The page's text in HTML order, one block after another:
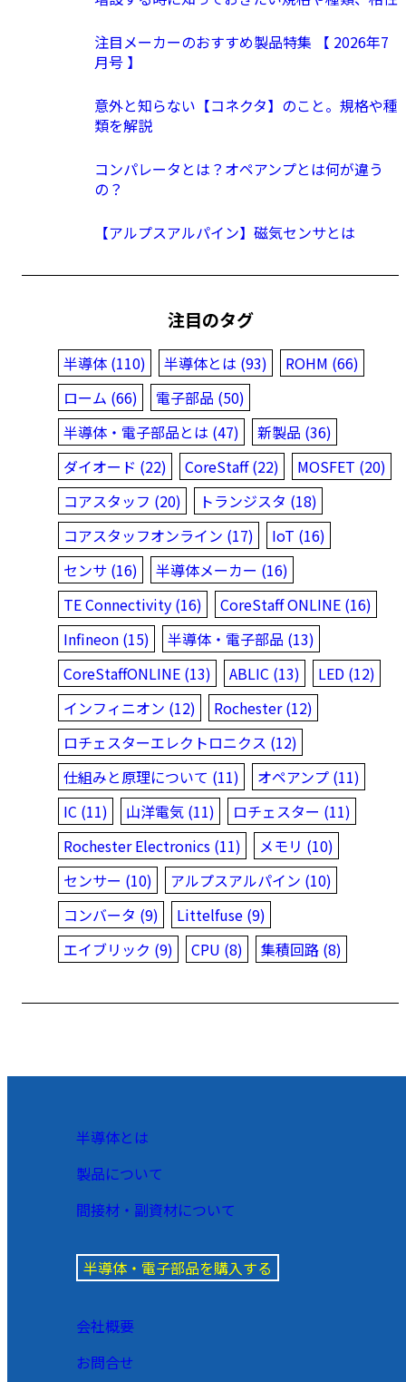
注目メーカーのおすすめ製品特集 【 2026年7
月号 】
意外と知らない【コネクタ】のこと。規格や種
類を解説
コンパレータとは？オペアンプとは何が違う
の？
【アルプスアルパイン】磁気センサとは
注目のタグ
半導体 (110) 半導体とは (93)
ROHM (66)
ローム (66)
電子部品 (50)
半導体・電子部品とは (47)
新製品 (36)
ダイオード (22)
CoreStaff (22)
MOSFET (20)
コアスタッフ (20)
トランジスタ (18)
コアスタッフオンライン (17)
IoT (16)
センサ (16)
半導体メーカー (16)
TE Connectivity (16)
CoreStaff ONLINE (16)
Infineon (15)
半導体・電子部品 (13)
CoreStaffONLINE (13)
ABLIC (13)
LED (12)
インフィニオン (12)
Rochester (12)
ロチェスターエレクトロニクス (12)
仕組みと原理について (11)
オペアンプ (11)
IC (11)
山洋電気 (11)
ロチェスター (11)
Rochester Electronics (11)
メモリ (10)
センサー (10)
アルプスアルパイン (10)
コンバータ (9)
Littelfuse (9)
エイブリック (9)
CPU (8) 集積回路 (8)
半導体とは
製品について
間接材・副資材について
半導体・電子部品を購入する
会社概要
お問合せ